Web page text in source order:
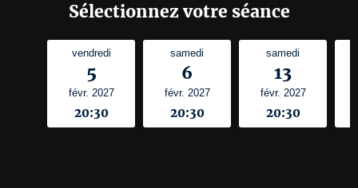
Sélectionnez votre séance
vendredi
5
févr. 2027
20:30
samedi
6
févr. 2027
20:30
samedi
13
févr. 2027
20:30